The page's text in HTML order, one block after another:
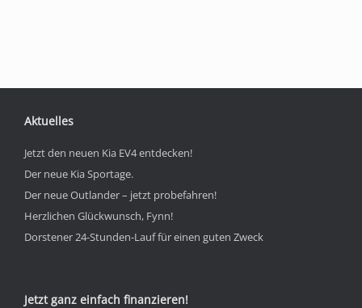
Aktuelles
Jetzt den neuen Kia EV4 entdecken!
Der neue Kia Sportage.
Der neue Outlander – jetzt probefahren!
Herzlichen Glückwunsch, Fynn!
Dorstener 24-Stunden-Lauf für einen guten Zweck
Jetzt ganz einfach finanzieren!